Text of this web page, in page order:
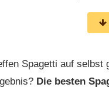
Spagetti auf selbst
Die besten